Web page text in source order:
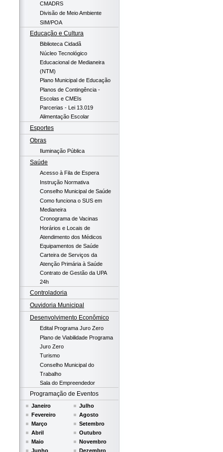
CMADRS
Divisão de Meio Ambiente
SIM/POA
Educação e Cultura
Biblioteca Cidadã
Núcleo Tecnológico
Educacional de Medianeira
(NTM)
Plano Municipal de Educação
Planos de Contingência -
Escolas e CMEIs
Parcerias - Lei 13.019
Alimentação Escolar
Esportes
Obras
Iluminação Pública
Saúde
Acesso à Fila de Espera
Instrução Normativa
Conselho Municipal de Saúde
Como funciona o SUS em
Medianeira
Cronograma de Vacinas
Horários e Locais de
Atendimento dos Médicos
Equipamentos de Saúde
Carteira de Serviços da
Atenção Primária à Saúde
Contrato de Gestão da UPA
24h
Controladoria
Ouvidoria Municipal
Desenvolvimento Econômico
Edital Programa Juro Zero
Plano de Viabilidade Programa
Juro Zero
Turismo
Conselho Municipal do
Trabalho
Sala do Empreendedor
Programação de Eventos
Janeiro
Fevereiro
Março
Abril
Maio
Junho
Julho
Agosto
Setembro
Outubro
Novembro
Dezembro